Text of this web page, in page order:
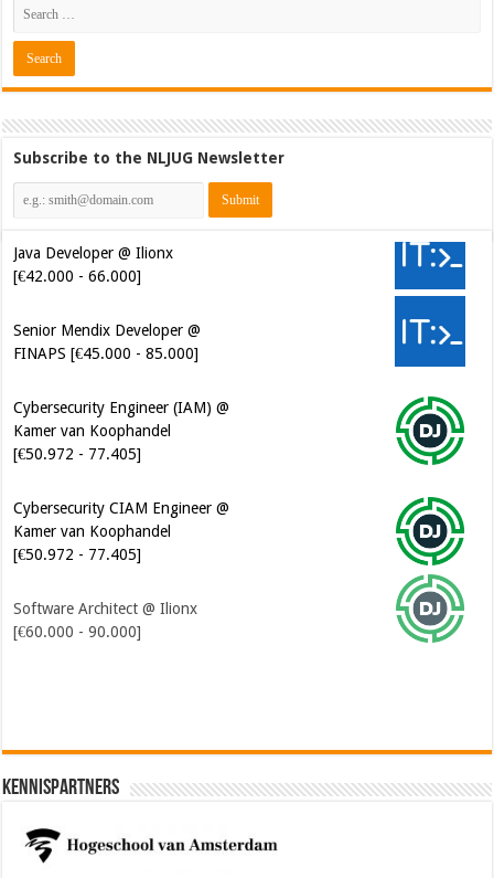
Subscribe to the NLJUG Newsletter
Java Developer @ Ilionx
[€42.000 - 66.000]
Senior Mendix Developer @
FINAPS [€45.000 - 85.000]
Cybersecurity Engineer (IAM) @
Kamer van Koophandel
[€50.972 - 77.405]
Cybersecurity CIAM Engineer @
Kamer van Koophandel
[€50.972 - 77.405]
Software Architect @ Ilionx
[€60.000 - 90.000]
Kennispartners